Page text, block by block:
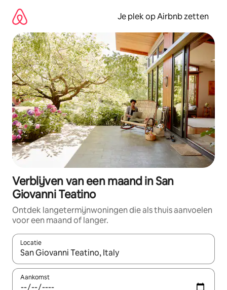
direct
naar
inhoud
Je plek op Airbnb zetten
Verblijven van een maand in San
Giovanni Teatino
Ontdek langetermijnwoningen die als thuis aanvoelen
voor een maand of langer.
Locatie
Wanneer er resultaten beschikbaar zijn, maak je een keuze
Aankomst